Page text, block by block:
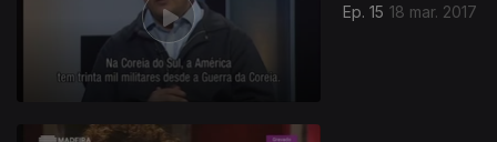
Ep. 15 18 mar. 2017